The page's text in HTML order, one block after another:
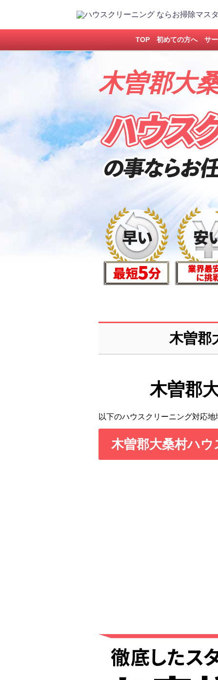
TOP 初めての方へ サ
木曽郡大
木曽郡
木曽郡
以下のハウスクリーニング対応地
木曽郡大桑村ハ